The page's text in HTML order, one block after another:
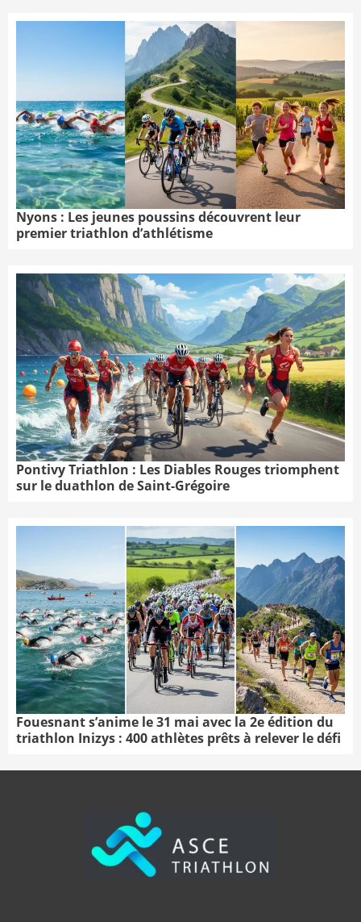
Nyons : Les jeunes poussins découvrent leur
premier triathlon d’athlétisme
Pontivy Triathlon : Les Diables Rouges triomphent
sur le duathlon de Saint-Grégoire
Fouesnant s’anime le 31 mai avec la 2e édition du
triathlon Inizys : 400 athlètes prêts à relever le défi